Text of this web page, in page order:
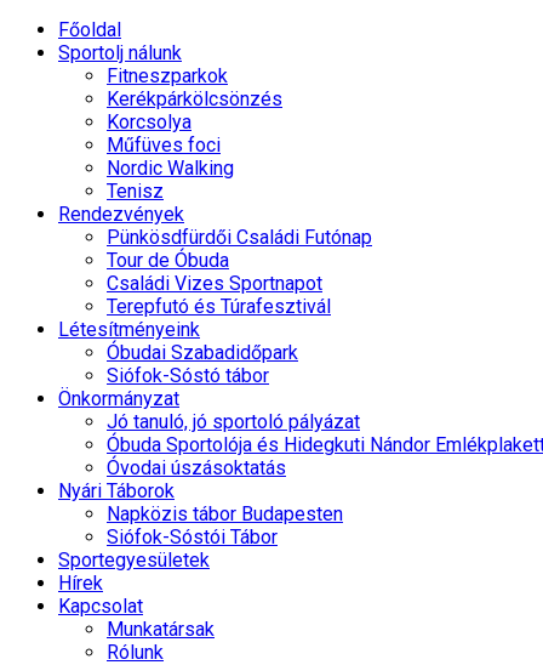
Főoldal
Sportolj nálunk
Fitneszparkok
Kerékpárkölcsönzés
Korcsolya
Műfüves foci
Nordic Walking
Tenisz
Rendezvények
Pünkösdfürdői Családi Futónap
Tour de Óbuda
Családi Vizes Sportnapot
Terepfutó és Túrafesztivál
Létesítményeink
Óbudai Szabadidőpark
Siófok-Sóstó tábor
Önkormányzat
Jó tanuló, jó sportoló pályázat
Óbuda Sportolója és Hidegkuti Nándor
Óvodai úszásoktatás
Nyári Táborok
Napközis tábor Budapesten
Siófok-Sóstói Tábor
Sportegyesületek
Hírek
Kapcsolat
Munkatársak
Rólunk